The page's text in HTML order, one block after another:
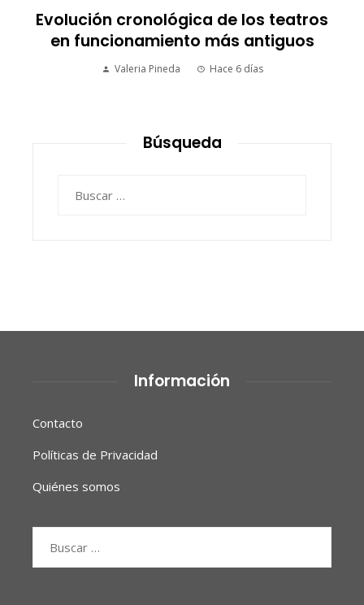
Evolución cronológica de los teatros
en funcionamiento más antiguos
Valeria Pineda Hace 6 días
Búsqueda
Información
Contacto
Políticas de Privacidad
Quiénes somos